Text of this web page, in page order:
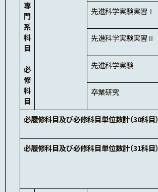
専
門
系
科
目
必
修
科
目
先進科学実験実習Ⅰ
先進科学実験実習Ⅱ
先進科学実験
卒業研究
必履修科目及び必修科目単位数計（30科目）
必履修科目及び必修科目単位数計（31科目）